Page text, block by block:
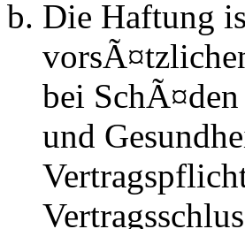
Die Haftung
bei
und